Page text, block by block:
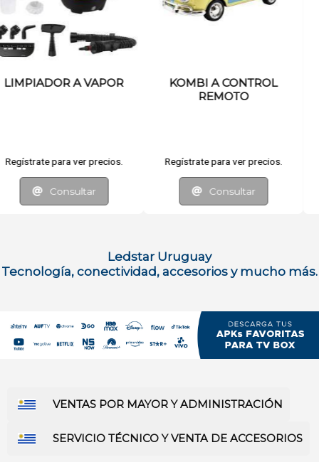
MESA PLEGABLE
Regístrate para ver precios.
AUTO A
Regístrate para ver
Ledstar Uruguay
Tecnología, conectividad, accesorios y mucho más.
VENTAS POR MAYOR Y ADMINISTRACIÓN
SERVICIO TÉCNICO Y VENTA DE ACCESORIOS